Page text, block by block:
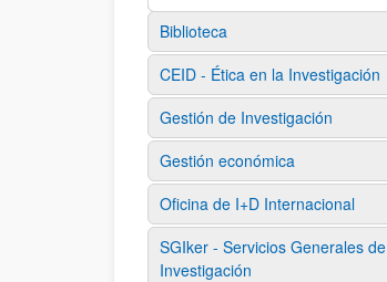
Biblioteca
CEID - Ética en la Investigación
Gestión de Investigación
Gestión económica
Oficina de I+D Internacional
SGIker - Servicios Generales de
Investigación